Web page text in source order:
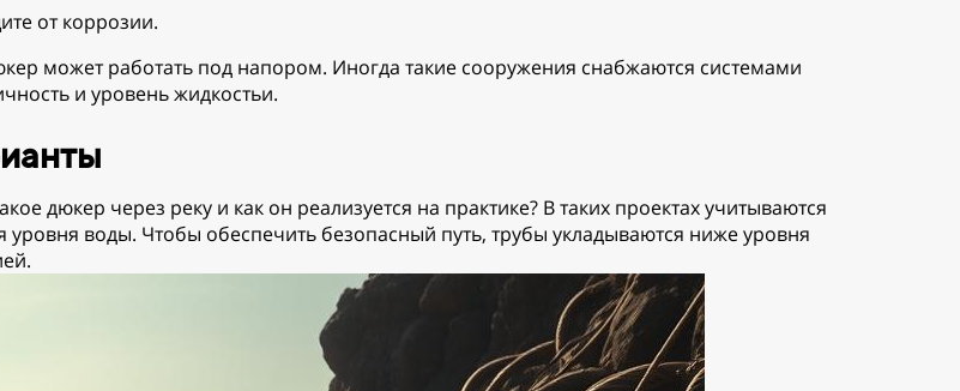
от коррозии.
может работать под напором. Иногда такие сооружения снабжаются системами
и уровень жидкостьи.
дюкер через реку и как он реализуется на практике? В таких проектах учитываются
уровня воды. Чтобы обеспечить безопасный путь, трубы укладываются ниже уровня